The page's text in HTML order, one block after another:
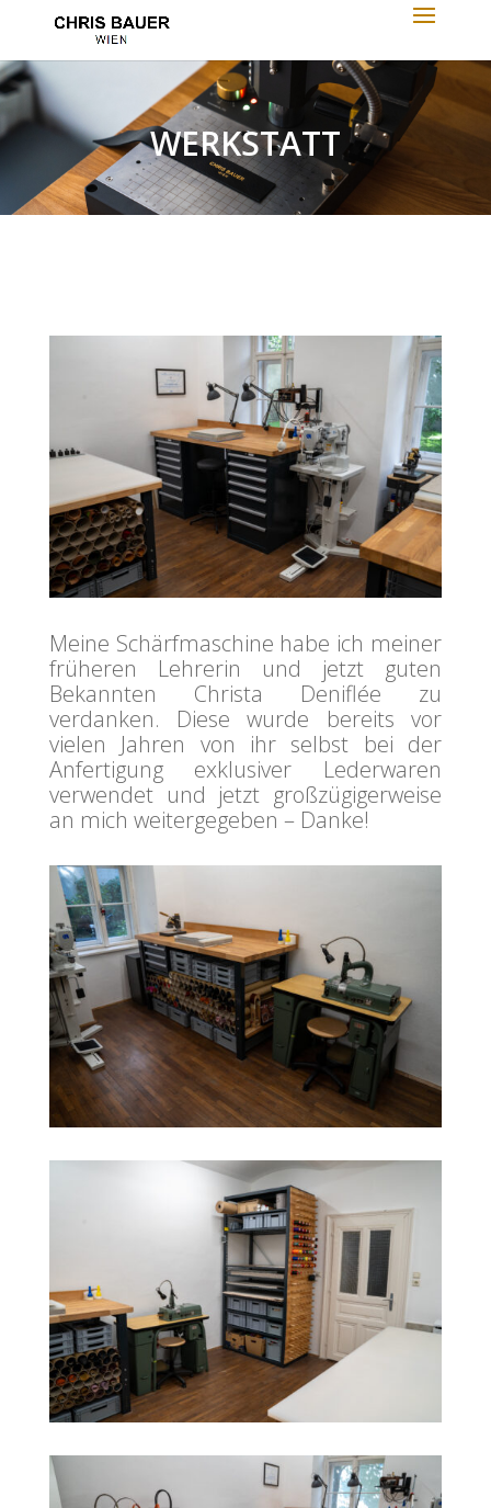
WERKSTATT
Meine Schärfmaschine habe ich meiner
früheren Lehrerin und jetzt guten
Bekannten Christa Deniflée zu
verdanken. Diese wurde bereits vor
vielen Jahren von ihr selbst bei der
Anfertigung exklusiver Lederwaren
verwendet und jetzt großzügigerweise
an mich weitergegeben – Danke!